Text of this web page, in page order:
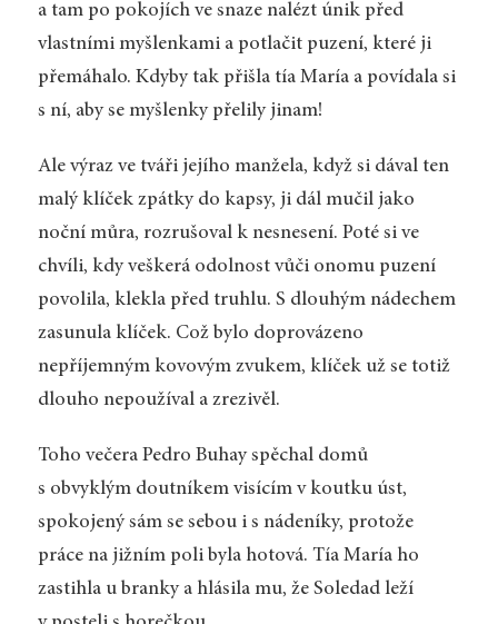
a tam po pokojích ve snaze nalézt únik před
vlastními myšlenkami a potlačit puzení, které ji
přemáhalo. Kdyby tak přišla tía María a povídala si
s ní, aby se myšlenky přelily jinam!
Ale výraz ve tváři jejího manžela, když si dával ten
malý klíček zpátky do kapsy, ji dál mučil jako
noční můra, rozrušoval k nesnesení. Poté si ve
chvíli, kdy veškerá odolnost vůči onomu puzení
povolila, klekla před truhlu. S dlouhým nádechem
zasunula klíček. Což bylo doprovázeno
nepříjemným kovovým zvukem, klíček už se totiž
dlouho nepoužíval a zrezivěl.
Toho večera Pedro Buhay spěchal domů
s obvyklým doutníkem visícím v koutku úst,
spokojený sám se sebou i s nádeníky, protože
práce na jižním poli byla hotová. Tía María ho
zastihla u branky a hlásila mu, že Soledad leží